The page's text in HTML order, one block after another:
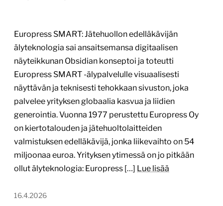
Europress SMART: Jätehuollon edelläkävijän
älyteknologia sai ansaitsemansa digitaalisen
näyteikkunan Obsidian konseptoi ja toteutti
Europress SMART -älypalvelulle visuaalisesti
näyttävän ja teknisesti tehokkaan sivuston, joka
palvelee yrityksen globaalia kasvua ja liidien
generointia. Vuonna 1977 perustettu Europress Oy
on kiertotalouden ja jätehuoltolaitteiden
valmistuksen edelläkävijä, jonka liikevaihto on 54
miljoonaa euroa. Yrityksen ytimessä on jo pitkään
ollut älyteknologia: Europress […] Lue lisää
16.4.2026